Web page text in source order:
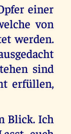
einer
von
werden.
sind
erfüllen,
Blick. Ich